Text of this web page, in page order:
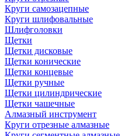
Круги самозацепные
Круги шлифовальные
Шлифголовки
Щетки
Щетки дисковые
Щетки конические
Щетки концевые
Щетки ручные
Щетки цилиндрические
Щетки чашечные
Алмазный инструмент
Круги отрезные алмазные